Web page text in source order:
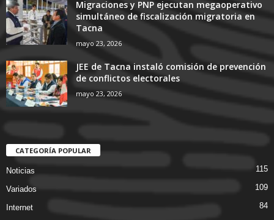
Migraciones y PNP ejecutan megaoperativo
simultáneo de fiscalización migratoria en
Tacna
mayo 23, 2026
JEE de Tacna instaló comisión de prevención
de conflictos electorales
mayo 23, 2026
CATEGORÍA POPULAR
Noticias 115
Variados 109
Internet
84